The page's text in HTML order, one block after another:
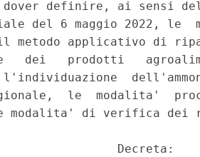
definire, ai sensi
del 6 maggio 2022,
metodo applicativo di
dei   prodotti
le  modalita'
modalita' di verifica
Decreta: